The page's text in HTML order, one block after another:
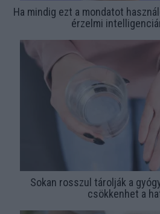
Ha mindig ezt a mondatot
érzelmi
Sokan rosszul tárolják a
csökkenhet a